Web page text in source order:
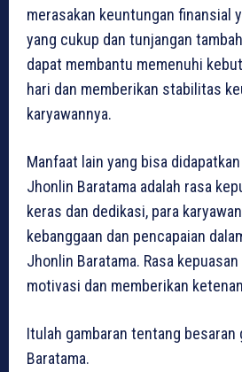
merasakan keuntungan finansial
yang cukup dan tunjangan
dapat membantu memenuhi
hari dan memberikan stabilitas
karyawannya.
Manfaat lain yang bisa
Jhonlin Baratama adalah rasa
keras dan dedikasi, para
kebanggaan dan pencapaian
Jhonlin Baratama. Rasa
motivasi dan memberikan
Itulah gambaran tentang besaran
Baratama.